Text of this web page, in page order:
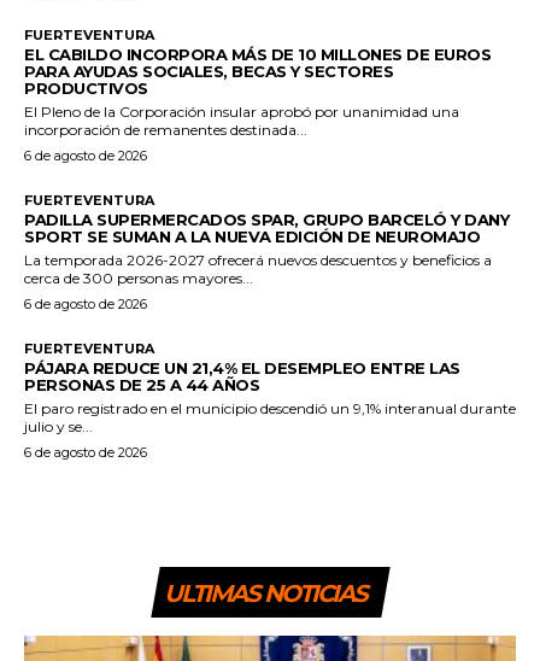
FUERTEVENTURA
EL CABILDO INCORPORA MÁS DE 10 MILLONES DE EUROS
PARA AYUDAS SOCIALES, BECAS Y SECTORES
PRODUCTIVOS
El Pleno de la Corporación insular aprobó por unanimidad una
incorporación de remanentes destinada...
6 de agosto de 2026
FUERTEVENTURA
PADILLA SUPERMERCADOS SPAR, GRUPO BARCELÓ Y DANY
SPORT SE SUMAN A LA NUEVA EDICIÓN DE NEUROMAJO
La temporada 2026-2027 ofrecerá nuevos descuentos y beneficios a
cerca de 300 personas mayores...
6 de agosto de 2026
FUERTEVENTURA
PÁJARA REDUCE UN 21,4% EL DESEMPLEO ENTRE LAS
PERSONAS DE 25 A 44 AÑOS
El paro registrado en el municipio descendió un 9,1% interanual durante
julio y se...
6 de agosto de 2026
ULTIMAS NOTICIAS